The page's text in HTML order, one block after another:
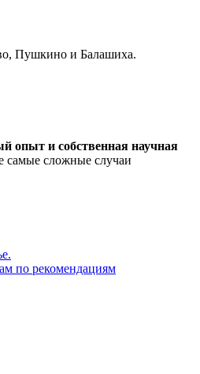
Пушкино и Балашиха.
опыт и собственная научная
самые сложные случаи
по рекомендациям